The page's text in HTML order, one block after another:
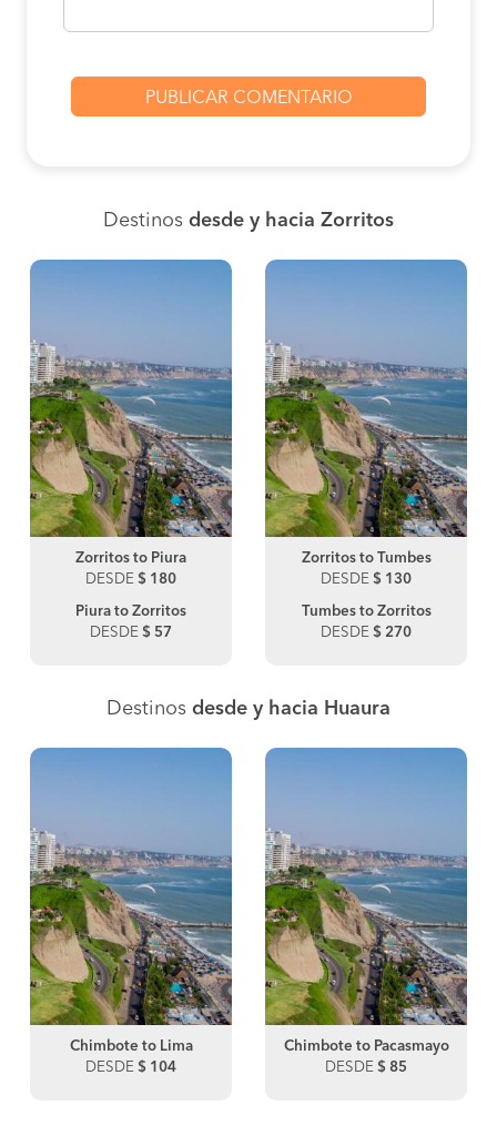
Destinos desde y hacia Zorritos
Zorritos to Piura
DESDE $ 180
Piura to Zorritos
DESDE $ 57
Zorritos to Tumbes
DESDE $ 130
Tumbes to Zorritos
DESDE $ 270
Destinos desde y hacia Huaura
Chimbote to Lima
DESDE $ 104
Chimbote to Pacasmayo
DESDE $ 85